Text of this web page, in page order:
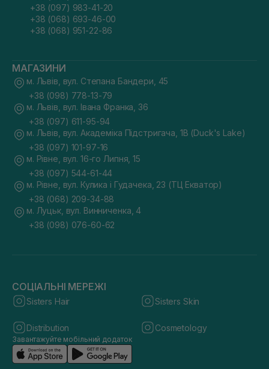
+38 (097) 983-41-20
+38 (068) 693-46-00
+38 (068) 951-22-86
МАГАЗИНИ
м. Львів, вул. Степана Бандери, 45
+38 (098) 778-13-79
м. Львів, вул. Івана Франка, 36
+38 (097) 611-95-94
м. Львів, вул. Академіка Підстригача, 1В (Duck's Lake)
+38 (097) 101-97-16
м. Рівне, вул. 16-го Липня, 15
+38 (097) 544-61-44
м. Рівне, вул. Кулика і Гудачека, 23 (ТЦ Екватор)
+38 (068) 209-34-88
м. Луцьк, вул. Винниченка, 4
+38 (098) 076-60-62
СОЦІАЛЬНІ МЕРЕЖІ
Sisters Hair Sisters Skin
Distribution Cosmetology
Завантажуйте мобільний додаток